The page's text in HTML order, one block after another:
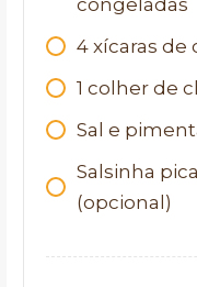
4 xícaras de
1 colher de
Sal e
Salsinha
(opcional)